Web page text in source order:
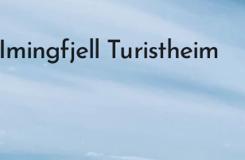
Imingfjell Turistheim